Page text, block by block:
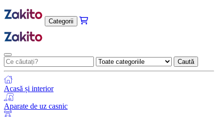
Categorii
Caută
Acasă și interior
Aparate de uz casnic